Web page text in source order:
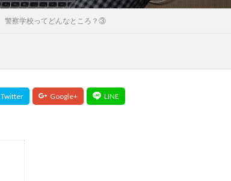
警察学校ってどんなところ？③